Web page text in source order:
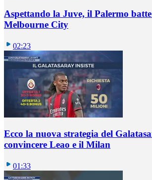
Aspettando la Juve, il Palermo
Melbourne City
02:23
Ecco la nuova strategia del
convincere Leao e il Milan
01:33